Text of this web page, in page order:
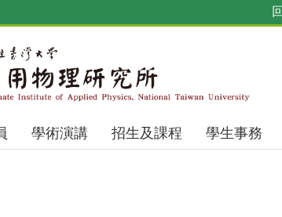
學術演講 招生及課程 學生事務